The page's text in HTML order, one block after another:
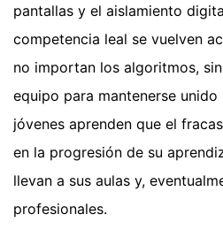
pantallas y el aislamiento
competencia leal se vuelven
no importan los algoritmos,
equipo para mantenerse
jóvenes aprenden que el
en la progresión de su
llevan a sus aulas y,
profesionales.